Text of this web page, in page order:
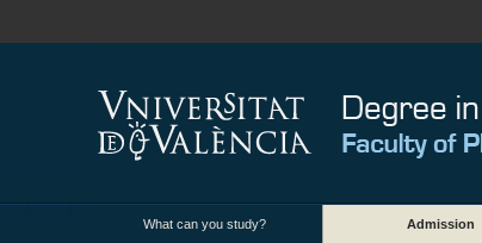
What can you study? Admission